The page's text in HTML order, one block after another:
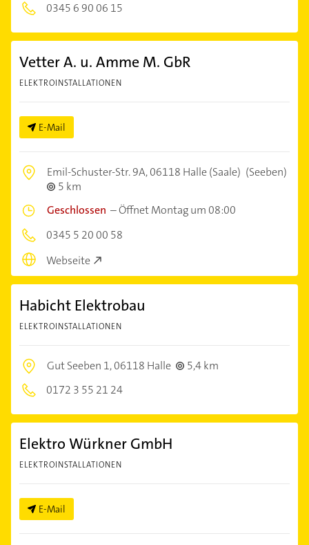
0345 6 90 06 15
Vetter A. u. Amme M. GbR
ELEKTROINSTALLATIONEN
E-Mail
Emil-Schuster-Str. 9A,06118 Halle (Saale) (Seeben)
5 km
Geschlossen –Öffnet Montag um 08:00
0345 5 20 00 58
Webseite
Habicht Elektrobau
ELEKTROINSTALLATIONEN
Gut Seeben 1,06118 Halle
5,4 km
0172 3 55 21 24
Elektro Würkner GmbH
ELEKTROINSTALLATIONEN
E-Mail